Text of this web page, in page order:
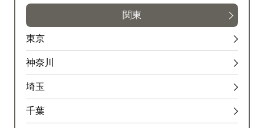
関東
東京
神奈川
埼玉
千葉